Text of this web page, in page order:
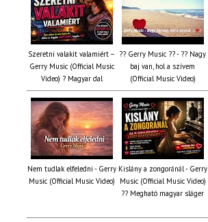
Szeretni valakit valamiért –
Gerry Music (Official Music
Video) ? Magyar dal
?? Gerry Music ?? - ?? Nagy
baj van, hol a szívem
(Official Music Video)
Nem tudlak elfeledni - Gerry
Music (Official Music Video)
Kislány a zongoránál - Gerry
Music (Official Music Video)
?? Megható magyar sláger